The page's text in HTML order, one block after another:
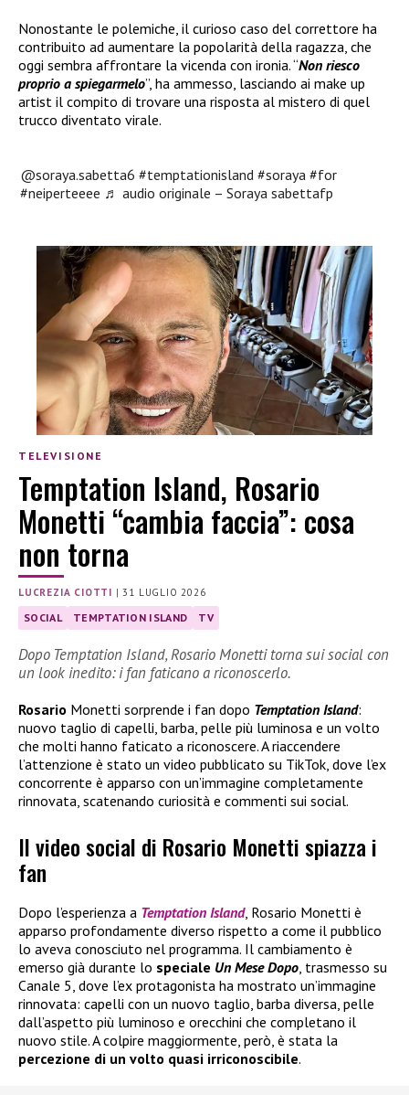
Nonostante le polemiche, il curioso caso del correttore ha
contribuito ad aumentare la popolarità della ragazza, che
oggi sembra affrontare la vicenda con ironia. “Non riesco
proprio a spiegarmelo”, ha ammesso, lasciando ai make up
artist il compito di trovare una risposta al mistero di quel
trucco diventato virale.
@soraya.sabetta6 #temptationisland #soraya #for
#neiperteeee ♬ audio originale – Soraya sabettafp
TELEVISIONE
Temptation Island, Rosario
Monetti “cambia faccia”: cosa
non torna
LUCREZIA CIOTTI |31 LUGLIO 2026
SOCIAL TEMPTATION ISLAND TV
Dopo Temptation Island, Rosario Monetti torna sui social con
un look inedito: i fan faticano a riconoscerlo.
Rosario Monetti sorprende i fan dopo Temptation Island:
nuovo taglio di capelli, barba, pelle più luminosa e un volto
che molti hanno faticato a riconoscere. A riaccendere
l’attenzione è stato un video pubblicato su TikTok, dove l’ex
concorrente è apparso con un’immagine completamente
rinnovata, scatenando curiosità e commenti sui social.
Il video social di Rosario Monetti spiazza i
fan
Dopo l’esperienza a Temptation Island, Rosario Monetti è
apparso profondamente diverso rispetto a come il pubblico
lo aveva conosciuto nel programma. Il cambiamento è
emerso già durante lo speciale Un Mese Dopo, trasmesso su
Canale 5, dove l’ex protagonista ha mostrato un’immagine
rinnovata: capelli con un nuovo taglio, barba diversa, pelle
dall’aspetto più luminoso e orecchini che completano il
nuovo stile. A colpire maggiormente, però, è stata la
percezione di un volto quasi irriconoscibile.